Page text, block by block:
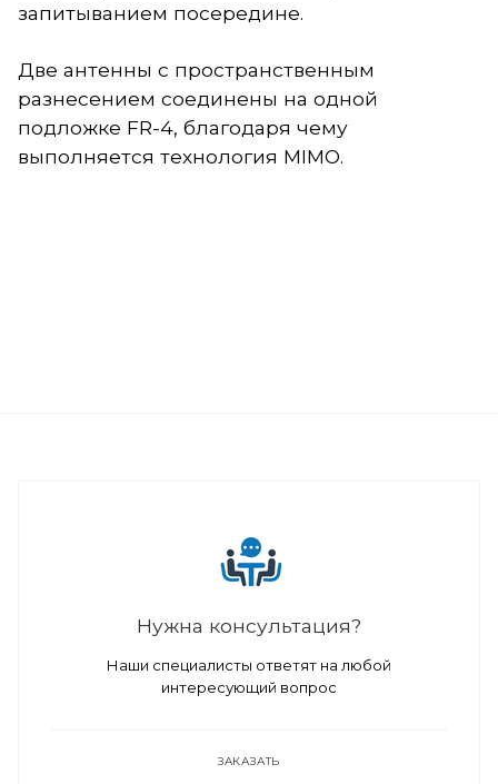
запитыванием посередине.
Две антенны с пространственным
разнесением соединены на одной
подложке FR-4, благодаря чему
выполняется технология MIMO.
Нужна консультация?
Наши специалисты ответят на любой
интересующий вопрос
ЗАКАЗАТЬ